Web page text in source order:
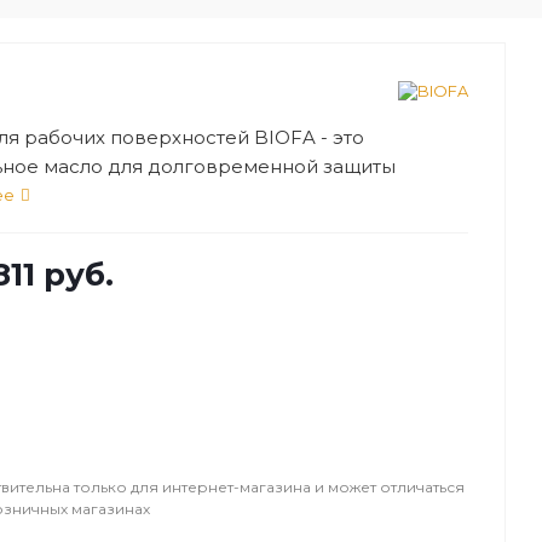
рабочих поверхностей BIOFA - это
масло для долговременной защиты
большой эксплуатационной нагрузкой –
руб.
только для интернет-магазина и может отличаться
магазинах